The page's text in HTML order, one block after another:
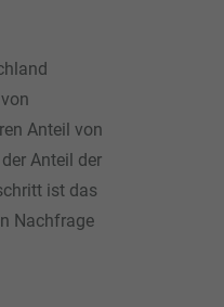
Anteil von
Anteil der
ist das
Nachfrage